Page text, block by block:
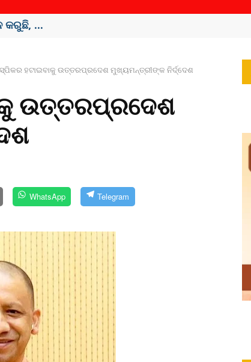
...
ହଟାଇବାକୁ ଉତ୍ତରପ୍ରଦେଶ ମୁଖ୍ୟମନ୍ତ୍ରୀଙ୍କ ନିର୍ଦ୍ଦେଶ
ଉତ୍ତରପ୍ରଦେଶ
WhatsApp Telegram